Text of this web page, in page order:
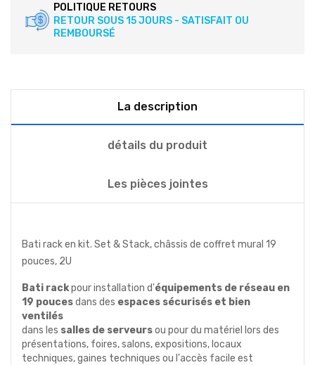
POLITIQUE RETOURS
RETOUR SOUS 15 JOURS - SATISFAIT OU
REMBOURSÉ
La description
détails du produit
Les pièces jointes
Bati rack en kit. Set & Stack, châssis de coffret mural 19
pouces, 2U
Bati rackpour installation d'équipements de réseau en
19 poucesdans des espaces sécurisés et bien
ventilés
dans les salles de serveursou pour du matériel lors des
présentations, foires, salons, expositions, locaux
techniques, gaines techniques ou l'accès facile est